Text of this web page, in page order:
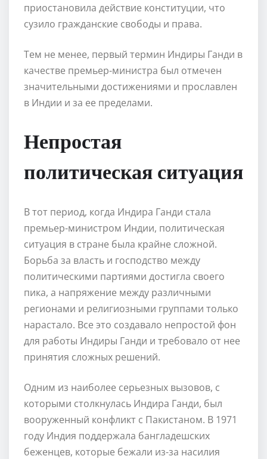
приостановила действие конституции, что
сузило гражданские свободы и права.
Тем не менее, первый термин Индиры Ганди в
качестве премьер-министра был отмечен
значительными достижениями и прославлен
в Индии и за ее пределами.
Непростая
политическая ситуация
В тот период, когда Индира Ганди стала
премьер-министром Индии, политическая
ситуация в стране была крайне сложной.
Борьба за власть и господство между
политическими партиями достигла своего
пика, а напряжение между различными
регионами и религиозными группами только
нарастало. Все это создавало непростой фон
для работы Индиры Ганди и требовало от нее
принятия сложных решений.
Одним из наиболее серьезных вызовов, с
которыми столкнулась Индира Ганди, был
вооруженный конфликт с Пакистаном. В 1971
году Индия поддержала бангладешских
беженцев, которые бежали из-за насилия